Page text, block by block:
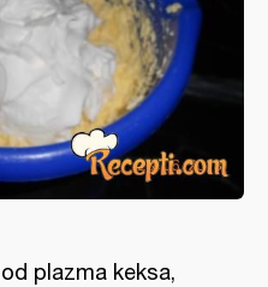
plazma keksa,